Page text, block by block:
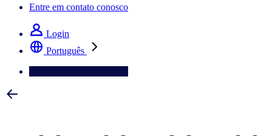
Entre em contato conosco
Login
Português